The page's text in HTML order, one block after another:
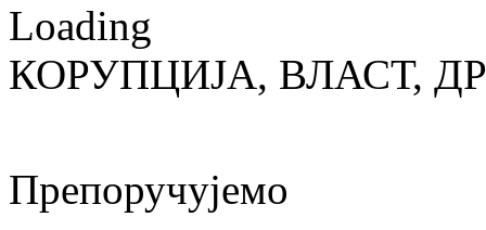
Loading
КОРУПЦИЈА, ВЛАСТ,
Препоручујемо